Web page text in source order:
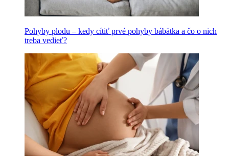
Pohyby plodu – kedy cítiť prvé pohyby bábätka a čo o nich
treba vedieť?